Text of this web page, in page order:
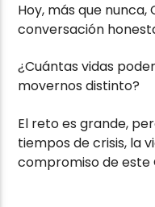
Hoy, más que
conversación
¿Cuántas vidas
movernos distinto?
El reto es grande,
tiempos de crisis, la
compromiso de este